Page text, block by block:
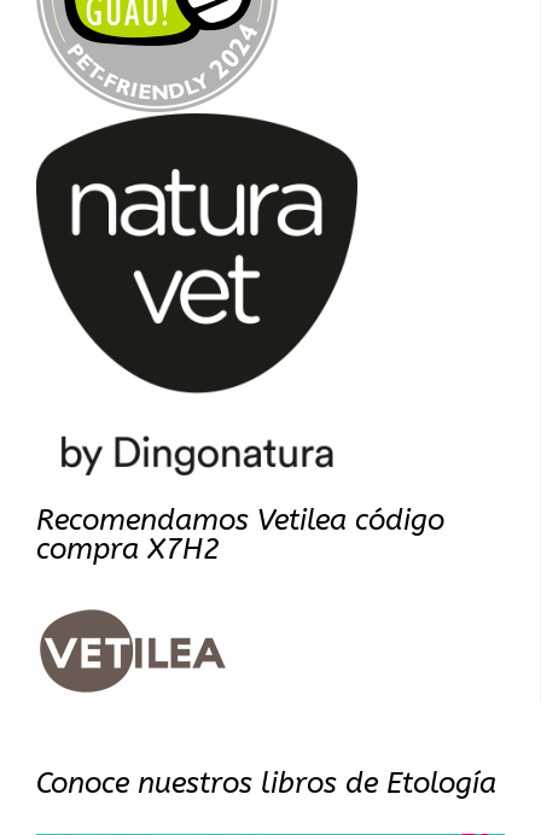
Recomendamos Vetilea código
compra X7H2
Conoce nuestros libros de Etología